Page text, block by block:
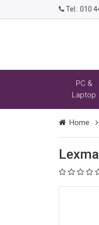
Tel.: 010
PC &
Laptop
Home